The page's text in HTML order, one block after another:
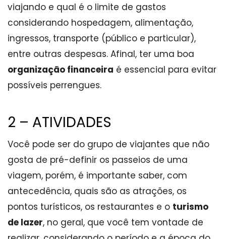
viajando e qual é o limite de gastos
considerando hospedagem, alimentação,
ingressos, transporte (público e particular),
entre outras despesas. Afinal, ter uma boa
organização financeira é essencial para evitar
possíveis perrengues.
2 – ATIVIDADES
Você pode ser do grupo de viajantes que não
gosta de pré-definir os passeios de uma
viagem, porém, é importante saber, com
antecedência, quais são as atrações, os
pontos turísticos, os restaurantes e o turismo
de lazer, no geral, que você tem vontade de